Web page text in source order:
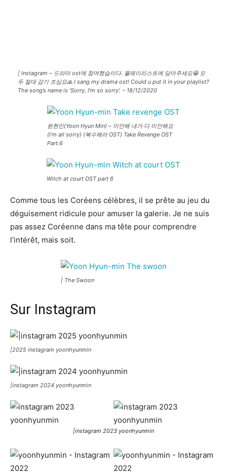
| Instagram – 드라마 ost에 참여했습이다. 플레이리스트에 담아주세요😁 모
두 절대 감기 조심요🙏 I sang my drama ost! Could u put it in your playlist?
The song’s name is ‘Sorry, I’m so sorry’. – 18/12/2020
윤현민(Yoon Hyun Min) – 미안해 내가 다 미안해요
(I’m all sorry) (복수해라 OST) Take Revenge OST
Part.6
Witch at court OST part 6
Comme tous les Coréens célèbres, il se prête au jeu du
déguisement ridicule pour amuser la galerie. Je ne suis
pas assez Coréenne dans ma tête pour comprendre
l’intérêt, mais soit.
| The Swoon
Sur Instagram
|2025 instagram yoonhyunmin
|instagram 2024 yoonhyunmin
|instagram 2023 yoonhyunmin